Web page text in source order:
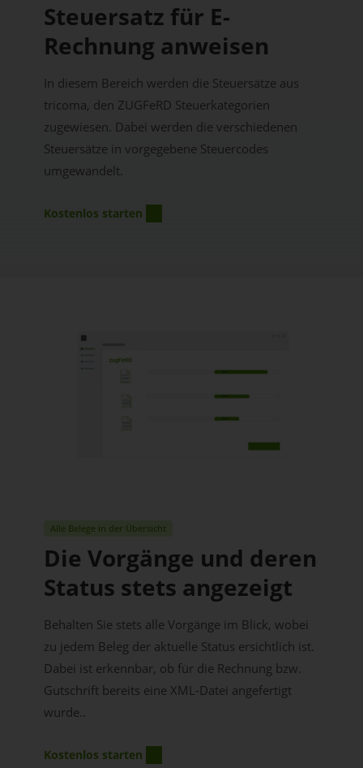
Steuersatz für E-
Rechnung anweisen
In diesem Bereich werden die Steuersätze aus
tricoma, den ZUGFeRD Steuerkategorien
zugewiesen. Dabei werden die verschiedenen
Steuersätze in vorgegebene Steuercodes
umgewandelt.
Kostenlos starten
Alle Belege in der Übersicht
Die Vorgänge und deren
Status stets angezeigt
Behalten Sie stets alle Vorgänge im Blick, wobei
zu jedem Beleg der aktuelle Status ersichtlich ist.
Dabei ist erkennbar, ob für die Rechnung bzw.
Gutschrift bereits eine XML-Datei angefertigt
wurde..
Kostenlos starten